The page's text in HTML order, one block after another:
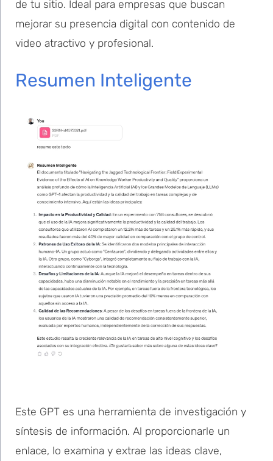
de tu sitio. Ideal para empresas que buscan
mejorar su presencia digital con contenido de
video atractivo y profesional.
Resumen Inteligente
Este GPT es una herramienta de investigación y
síntesis de información. Al proporcionarle un
enlace, lo examina y extrae las ideas clave,